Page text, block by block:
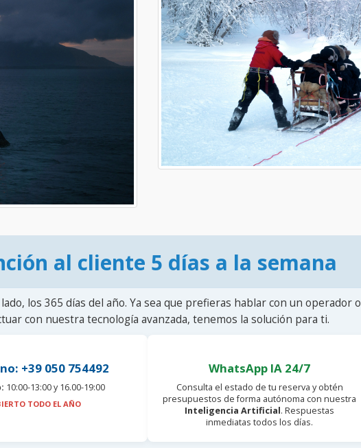
al cliente 5 días a la semana
los 365 días del año. Ya sea que prefieras hablar con un operador o
con nuestra tecnología avanzada, tenemos la solución para ti.
+39 050 754492
10:00-13:00 y 16.00-19:00
TODO EL AÑO
WhatsApp IA 24/7
Consulta el estado de tu reserva y obtén
presupuestos de forma autónoma con nuestra
Inteligencia Artificial. Respuestas
inmediatas todos los días.